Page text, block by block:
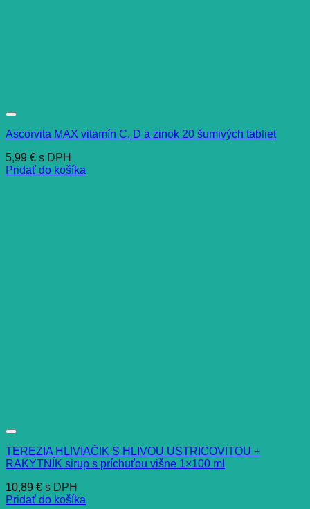
Ascorvita MAX vitamín C, D a zinok 20 šumivých tabliet
5,99 € s DPH
Pridať do košíka
TEREZIA HLIVIAČIK S HLIVOU USTRICOVITOU +
RAKYTNÍK sirup s príchuťou višne 1×100 ml
10,89 € s DPH
Pridať do košíka